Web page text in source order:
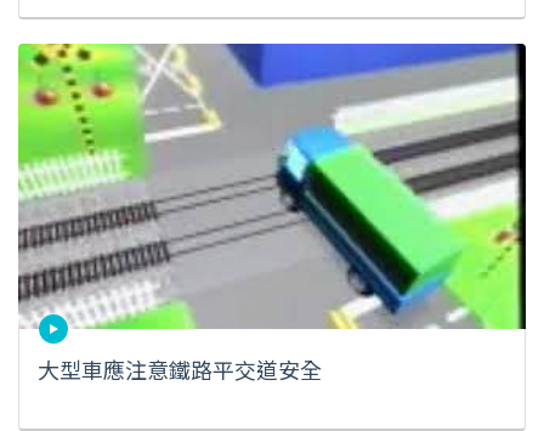
大型車應注意鐵路平交道安全